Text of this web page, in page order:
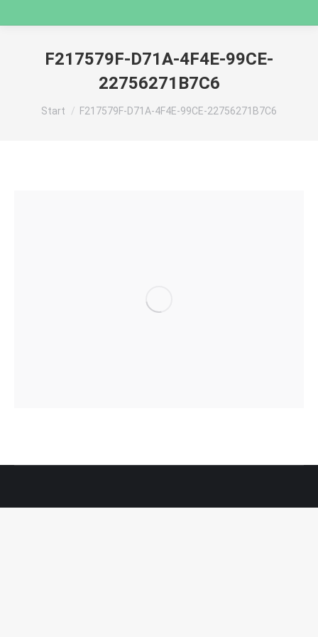
F217579F-D71A-4F4E-99CE-
22756271B7C6
Sie befinden sich hier:
Start F217579F-D71A-4F4E-99CE-22756271B7C6